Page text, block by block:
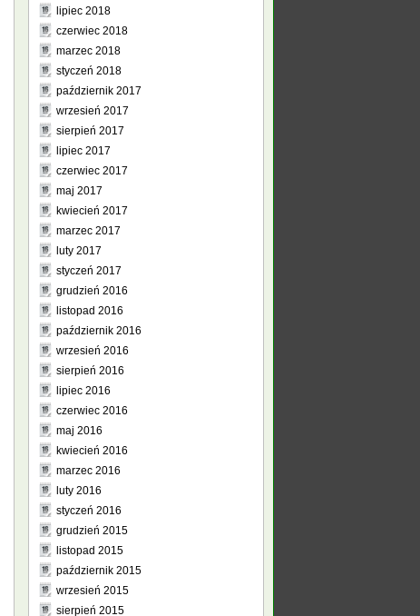
lipiec 2018
czerwiec 2018
marzec 2018
styczeń 2018
październik 2017
wrzesień 2017
sierpień 2017
lipiec 2017
czerwiec 2017
maj 2017
kwiecień 2017
marzec 2017
luty 2017
styczeń 2017
grudzień 2016
listopad 2016
październik 2016
wrzesień 2016
sierpień 2016
lipiec 2016
czerwiec 2016
maj 2016
kwiecień 2016
marzec 2016
luty 2016
styczeń 2016
grudzień 2015
listopad 2015
październik 2015
wrzesień 2015
sierpień 2015